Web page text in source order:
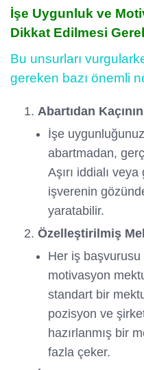
İşe Uygunluk ve
Dikkat Edilmesi
Bu unsurları
gereken bazı önemli
Abartıdan Kaçının
İşe
abartmadan,
Aşırı iddialı
işverenin
yaratabilir.
Özelleştirilmiş
Her iş
motivasyon
standart bir
pozisyon ve
hazırlanmış bir
fazla çeker.